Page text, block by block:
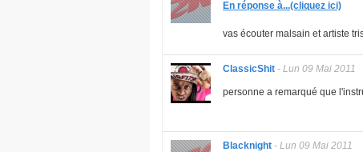
En réponse à...(cliquez ici)
vas écouter malsain et artiste
ClassicShit - Lun 09 Mai 2011
personne a remarqué que
Blacknight - Lun 09 Mai 2011